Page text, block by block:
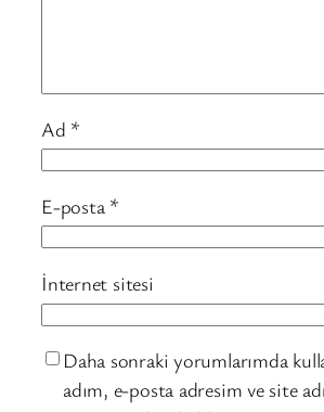
Ad *
E-posta *
İnternet sitesi
Daha sonraki yorumlarımda
adım, e-posta adresim ve site